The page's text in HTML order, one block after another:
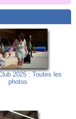
2025 : Toutes les
photos